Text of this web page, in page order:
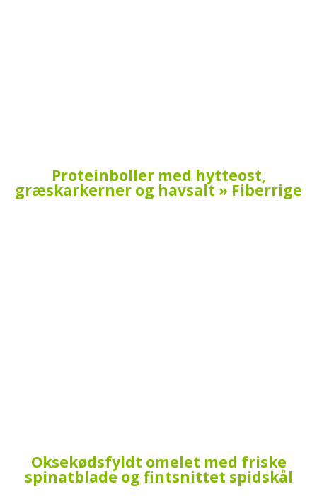
Proteinboller med hytteost,
græskarkerner og havsalt » Fiberrige
Oksekødsfyldt omelet med friske
spinatblade og fintsnittet spidskål